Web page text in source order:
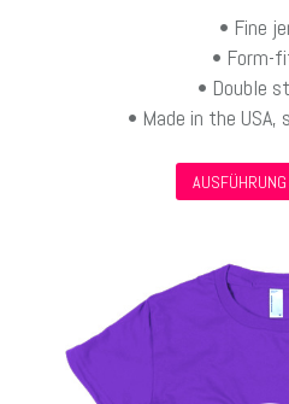
• Fine
• Form-
• Double
• Made in the